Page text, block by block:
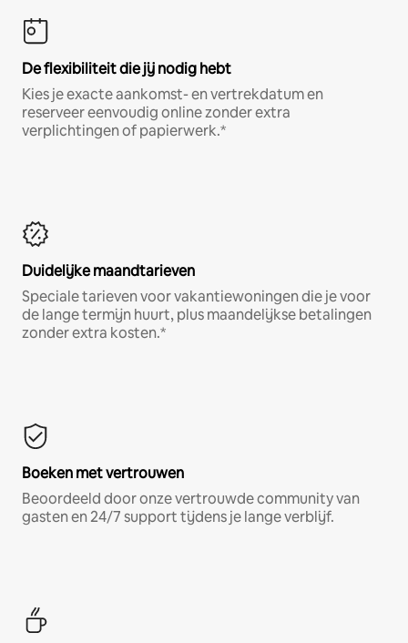
De flexibiliteit die jij nodig hebt
Kies je exacte aankomst- en vertrekdatum en
reserveer eenvoudig online zonder extra
verplichtingen of papierwerk.*
Duidelijke maandtarieven
Speciale tarieven voor vakantiewoningen die je voor
de lange termijn huurt, plus maandelijkse betalingen
zonder extra kosten.*
Boeken met vertrouwen
Beoordeeld door onze vertrouwde community van
gasten en 24/7 support tijdens je lange verblijf.